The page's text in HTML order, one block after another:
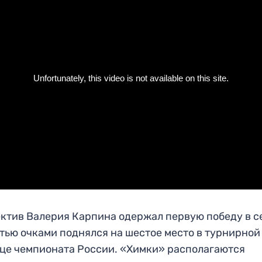
Валерия Карпина одержал первую победу в
очками поднялся на шестое место в турнирной
чемпионата России. «Химки» располагаются